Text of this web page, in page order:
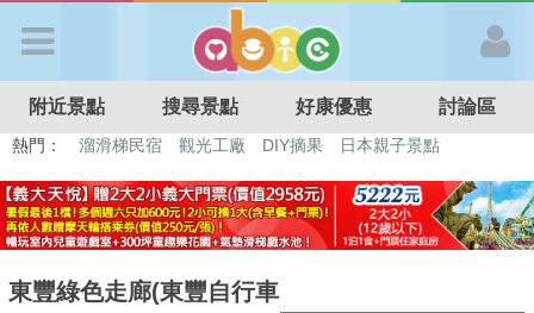
APP登入
首 頁
附近景點 搜尋景點 好康優惠 討論區
熱門： 溜滑梯民宿 觀光工廠 DIY摘果
日本親子景點
東豐綠色走廊(東豐自行車